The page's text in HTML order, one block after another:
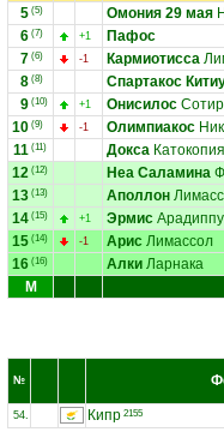
5 (5) Омония 29 мая
6 (7) +1
Пафос
7 (6) -1 Кармиотисса
8 (8) Спартакос
9 (10) +1 Онисилос
10 (9) -1 Олимпиакос
11 (11) Докса Катокопия
12 (12) Неа Саламина
13 (13) Аполлон
14 (15) +1 Эрмис Арадиппу
15 (14) -1 Арис Лимассол
16 (16) Алки Ларнака
М
№
54. Кипр 2155